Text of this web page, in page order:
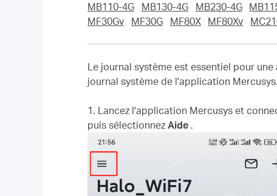
MB110-4G
MB130-4G MB230-4G
MF30Gv
MF30G MF80X MF80Xv
Le journal système est essentiel pour
journal système de l'application
1. Lancez l'application Mercusys et
puis sélectionnezAide .